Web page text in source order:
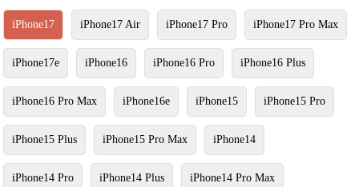
iPhone17 iPhone17 Air iPhone17 Pro iPhone17 Pro Max
iPhone17e iPhone16 iPhone16 Pro iPhone16 Plus
iPhone16 Pro Max iPhone16e iPhone15 iPhone15 Pro
iPhone15 Plus iPhone15 Pro Max iPhone14
iPhone14 Pro iPhone14 Plus iPhone14 Pro Max